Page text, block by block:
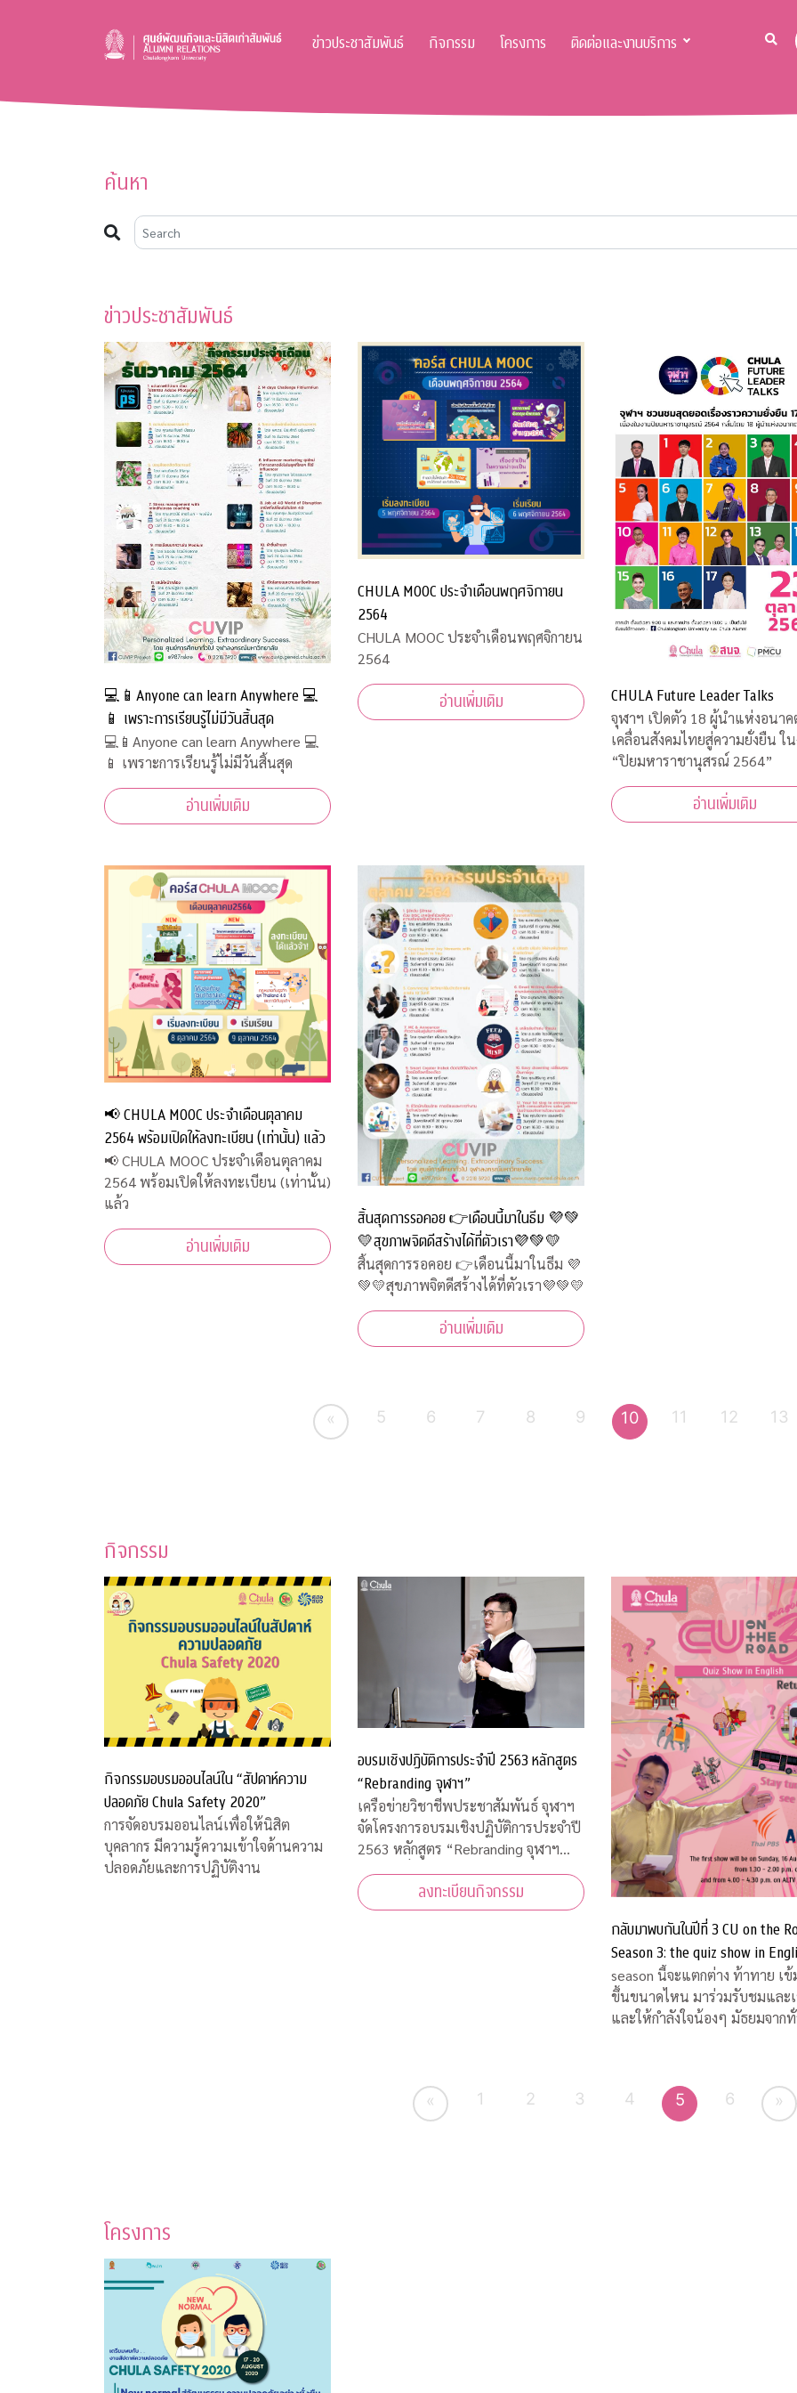
ข่าวประชาสัมพันธ์ กิจกรรม โครงการ ติดต่อและงานบริการ
ค้นหา
ข่าวประชาสัมพันธ์
💻📱Anyone can learn Anywhere 💻
📱 เพราะการเรียนรู้ไม่มีวันสิ้นสุด
💻📱Anyone can learn Anywhere 💻
📱 เพราะการเรียนรู้ไม่มีวันสิ้นสุด
อ่านเพิ่มเติม
CHULA MOOC ประจำเดือนพฤศจิกายน
2564
CHULA MOOC ประจำเดือนพฤศจิกายน
2564
อ่านเพิ่มเติม CHULA Future Leader Talks
จุฬาฯ เปิดตัว 18 ผู้นำแห่งอนา
เคลื่อนสังคมไทยสู่ความยั่งยืน ใ
“ปิยมหาราชานุสรณ์ 2564”
อ่านเพิ่มเติม
📢 CHULA MOOC ประจำเดือนตุลาคม
2564 พร้อมเปิดให้ลงทะเบียน (เท่านั้น) แล้ว
📢 CHULA MOOC ประจำเดือนตุลาคม
2564 พร้อมเปิดให้ลงทะเบียน (เท่านั้น)
แล้ว
อ่านเพิ่มเติม
สิ้นสุดการรอคอย 👉เดือนนี้มาในธีม 💜💚
💛สุขภาพจิตดีสร้างได้ที่ตัวเรา💜💚💛
สิ้นสุดการรอคอย 👉เดือนนี้มาในธีม 💜
💚💛สุขภาพจิตดีสร้างได้ที่ตัวเรา💜💚💛
อ่านเพิ่มเติม
« 5 6 7 8 9 10 11 12 13
กิจกรรม
กิจกรรมอบรมออนไลน์ใน “สัปดาห์ความ
ปลอดภัย Chula Safety 2020”
การจัดอบรมออนไลน์เพื่อให้นิสิต
บุคลากร มีความรู้ความเข้าใจด้านความ
ปลอดภัยและการปฏิบัติงาน
อบรมเชิงปฏิบัติการประจำปี 2563 หลักสูตร
“Rebranding จุฬาฯ”
เครือข่ายวิชาชีพประชาสัมพันธ์ จุฬาฯ
จัดโครงการอบรมเชิงปฏิบัติการประจำปี
2563 หลักสูตร “Rebranding จุฬาฯ
และการสื่อสารประชาสัมพันธ์ภายหลัง
สถานการณ์โควิด-19”
ลงทะเบียนกิจกรรม
กลับมาพบกันในปีที่ 3 CU on the
Season 3: the quiz show in
คิดชิงไหวชิงพริบสุดมันส์ ส่งตรงถึง
season นี้จะแตกต่าง ท้าทาย เ
ขึ้นขนาดไหน มาร่วมรับชมและเชียร์
และให้กำลังใจน้องๆ มัธยมจาก
กันทางสถานีโทรทัศน์เอแอลทีวี
« 1 2 3 4 5 6 »
โครงการ